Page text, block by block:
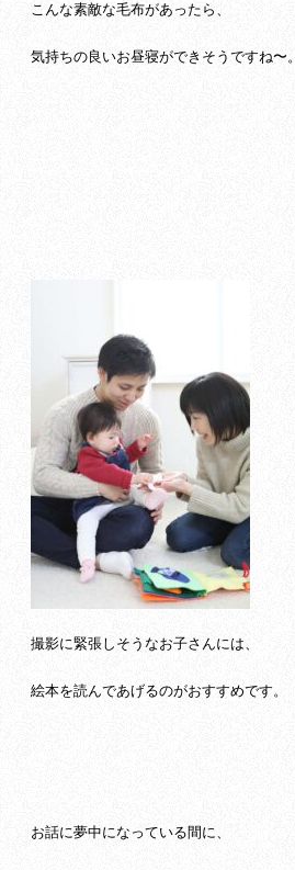
こんな素敵な毛布があったら、
気持ちの良いお昼寝ができそうですね〜。
撮影に緊張しそうなお子さんには、
絵本を読んであげるのがおすすめです。
お話に夢中になっている間に、